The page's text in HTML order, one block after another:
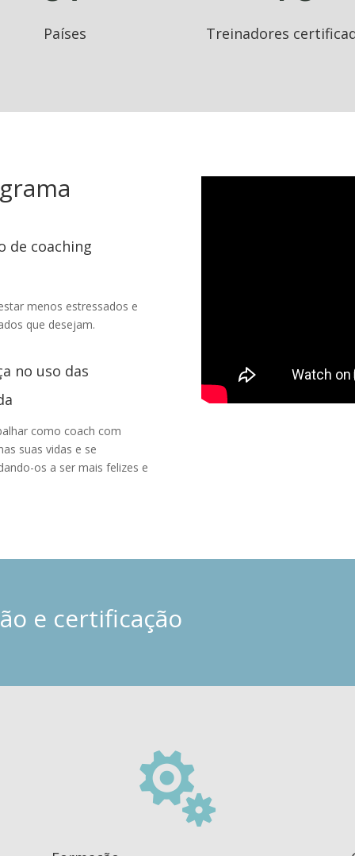
Países Treinadores
de coaching
menos estressados e
que desejam.
no uso das
como coach com
suas vidas e se
os a ser mais felizes e
e certificação
